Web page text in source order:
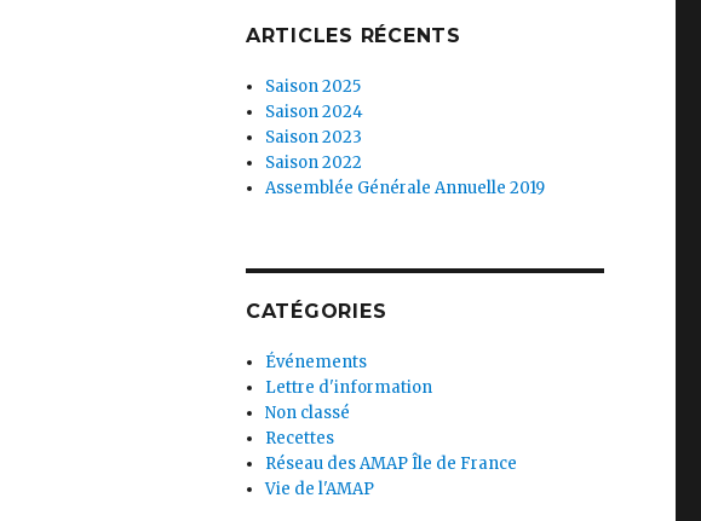
ARTICLES RÉCENTS
Saison 2025
Saison 2024
Saison 2023
Saison 2022
Assemblée Générale Annuelle 2019
CATÉGORIES
Événements
Lettre d'information
Non classé
Recettes
Réseau des AMAP Île de France
Vie de l'AMAP